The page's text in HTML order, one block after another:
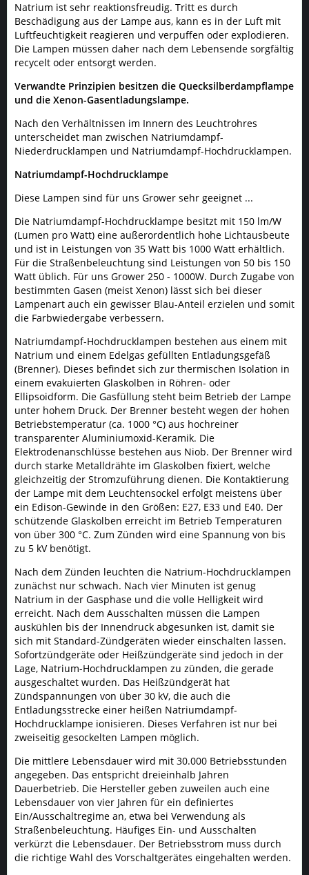
Natrium ist sehr reaktionsfreudig. Tritt es durch
Beschädigung aus der Lampe aus, kann es in der Luft mit
Luftfeuchtigkeit reagieren und verpuffen oder explodieren.
Die Lampen müssen daher nach dem Lebensende sorgfältig
recycelt oder entsorgt werden.
Verwandte Prinzipien besitzen die Quecksilberdampflampe
und die Xenon-Gasentladungslampe.
Nach den Verhältnissen im Innern des Leuchtrohres
unterscheidet man zwischen Natriumdampf-
Niederdrucklampen und Natriumdampf-Hochdrucklampen.
Natriumdampf-Hochdrucklampe
Diese Lampen sind für uns Grower sehr geeignet ...
Die Natriumdampf-Hochdrucklampe besitzt mit 150 lm/W
(Lumen pro Watt) eine außerordentlich hohe Lichtausbeute
und ist in Leistungen von 35 Watt bis 1000 Watt erhältlich.
Für die Straßenbeleuchtung sind Leistungen von 50 bis 150
Watt üblich. Für uns Grower 250 - 1000W. Durch Zugabe von
bestimmten Gasen (meist Xenon) lässt sich bei dieser
Lampenart auch ein gewisser Blau-Anteil erzielen und somit
die Farbwiedergabe verbessern.
Natriumdampf-Hochdrucklampen bestehen aus einem mit
Natrium und einem Edelgas gefüllten Entladungsgefäß
(Brenner). Dieses befindet sich zur thermischen Isolation in
einem evakuierten Glaskolben in Röhren- oder
Ellipsoidform. Die Gasfüllung steht beim Betrieb der Lampe
unter hohem Druck. Der Brenner besteht wegen der hohen
Betriebstemperatur (ca. 1000 °C) aus hochreiner
transparenter Aluminiumoxid-Keramik. Die
Elektrodenanschlüsse bestehen aus Niob. Der Brenner wird
durch starke Metalldrähte im Glaskolben fixiert, welche
gleichzeitig der Stromzuführung dienen. Die Kontaktierung
der Lampe mit dem Leuchtensockel erfolgt meistens über
ein Edison-Gewinde in den Größen: E27, E33 und E40. Der
schützende Glaskolben erreicht im Betrieb Temperaturen
von über 300 °C. Zum Zünden wird eine Spannung von bis
zu 5 kV benötigt.
Nach dem Zünden leuchten die Natrium-Hochdrucklampen
zunächst nur schwach. Nach vier Minuten ist genug
Natrium in der Gasphase und die volle Helligkeit wird
erreicht. Nach dem Ausschalten müssen die Lampen
auskühlen bis der Innendruck abgesunken ist, damit sie
sich mit Standard-Zündgeräten wieder einschalten lassen.
Sofortzündgeräte oder Heißzündgeräte sind jedoch in der
Lage, Natrium-Hochdrucklampen zu zünden, die gerade
ausgeschaltet wurden. Das Heißzündgerät hat
Zündspannungen von über 30 kV, die auch die
Entladungsstrecke einer heißen Natriumdampf-
Hochdrucklampe ionisieren. Dieses Verfahren ist nur bei
zweiseitig gesockelten Lampen möglich.
Die mittlere Lebensdauer wird mit 30.000 Betriebsstunden
angegeben. Das entspricht dreieinhalb Jahren
Dauerbetrieb. Die Hersteller geben zuweilen auch eine
Lebensdauer von vier Jahren für ein definiertes
Ein/Ausschaltregime an, etwa bei Verwendung als
Straßenbeleuchtung. Häufiges Ein- und Ausschalten
verkürzt die Lebensdauer. Der Betriebsstrom muss durch
die richtige Wahl des Vorschaltgerätes eingehalten werden.